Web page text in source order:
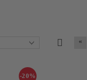
«
-20%